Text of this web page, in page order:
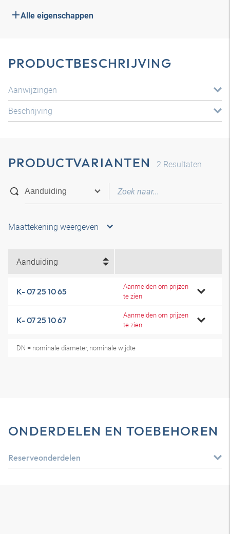
Alle eigenschappen
PRODUCTBESCHRIJVING
Aanwijzingen
Beschrijving
PRODUCTVARIANTEN 2 Resultaten
Maattekening weergeven
Aanduiding
K- 07 25 10 65
Aanmelden om prijzen
te zien
K- 07 25 10 67
Aanmelden om prijzen
te zien
DN = nominale diameter, nominale wijdte
ONDERDELEN EN TOEBEHOREN
Reserveonderdelen